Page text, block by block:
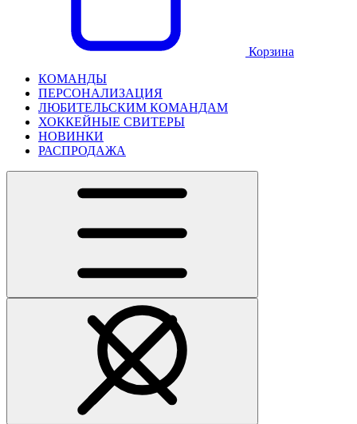
Корзина
КОМАНДЫ
ПЕРСОНАЛИЗАЦИЯ
ЛЮБИТЕЛЬСКИМ КОМАНДАМ
ХОККЕЙНЫЕ СВИТЕРЫ
НОВИНКИ
РАСПРОДАЖА